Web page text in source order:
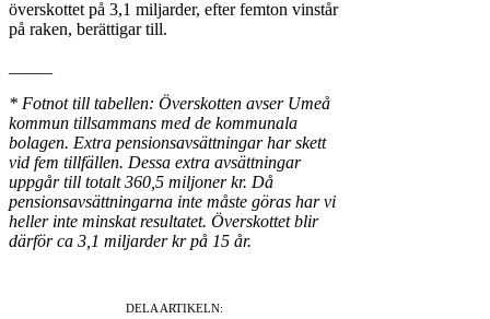
överskottet på 3,1 miljarder, efter femton vinstår
på raken, berättigar till.
* Fotnot till tabellen: Överskotten avser Umeå
kommun tillsammans med de kommunala
bolagen. Extra pensionsavsättningar har skett
vid fem tillfällen. Dessa extra avsättningar
uppgår till totalt 360,5 miljoner kr. Då
pensionsavsättningarna inte måste göras har vi
heller inte minskat resultatet. Överskottet blir
därför ca 3,1 miljarder kr på 15 år.
DELA ARTIKELN: